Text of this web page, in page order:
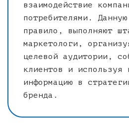
взаимодействие
потребителями.
правило, выполняют
маркетологи,
целевой аудитории,
клиентов и используя
информацию в
бренда.